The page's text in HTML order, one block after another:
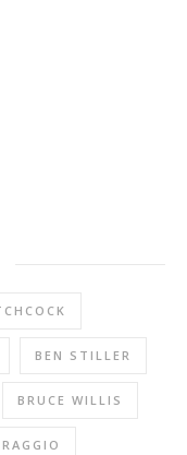
BEN STILLER
BRUCE WILLIS